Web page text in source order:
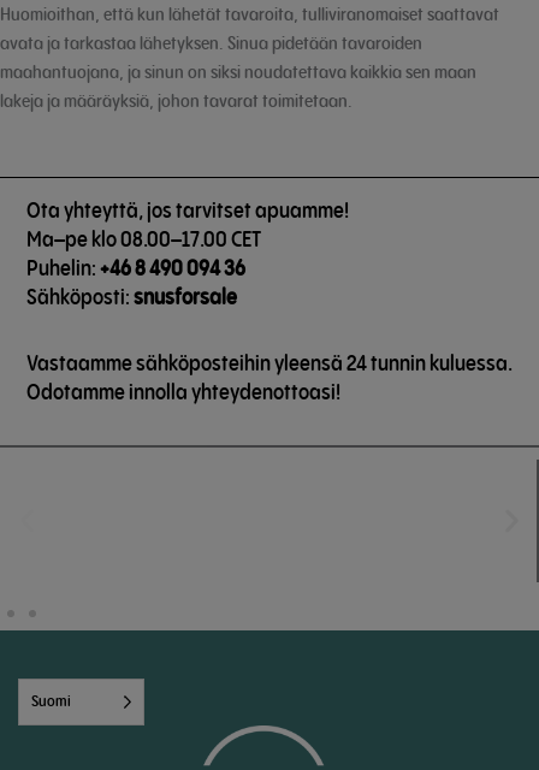
Huomioithan, että kun lähetät tavaroita, tulliviranomaiset saattavat
avata ja tarkastaa lähetyksen. Sinua pidetään tavaroiden
maahantuojana, ja sinun on siksi noudatettava kaikkia sen maan
lakeja ja määräyksiä, johon tavarat toimitetaan.
Ota yhteyttä, jos tarvitset apuamme!
Ma–pe klo 08.00–17.00 CET
Puhelin:+46 8 490 094 36
Sähköposti:snusforsale
Vastaamme sähköposteihin yleensä 24 tunnin kuluessa.
Odotamme innolla yhteydenottoasi!
Suomi